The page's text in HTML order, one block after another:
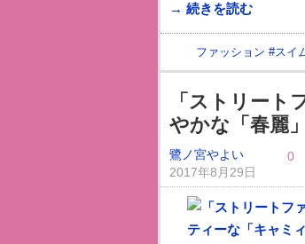
→ 続きを読む
ファッション #スイ
「ストリート
やかな「春麗
鷺ノ宮やよい
2017年8月29日
0